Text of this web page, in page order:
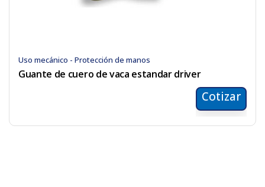
Uso mecánico - Protección de manos
Guante de cuero de vaca estandar driver
Cotizar